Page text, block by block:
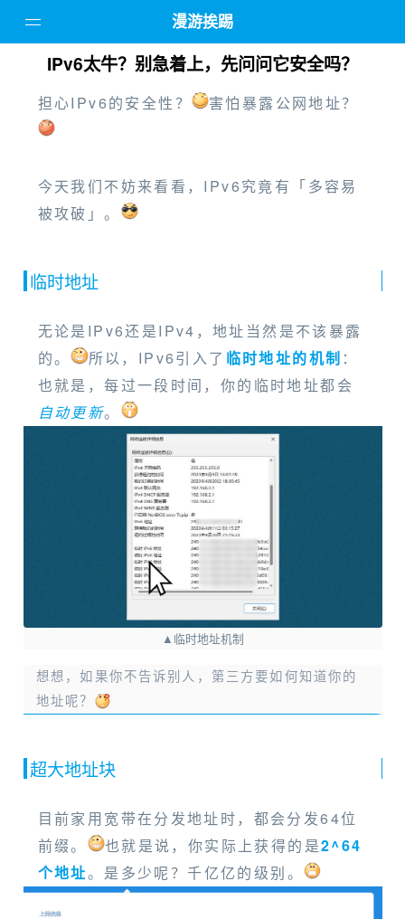
漫游挨踢
主页
精品教程
IPv6太牛？别急着上，先问问它安全吗？
担心IPv6的安全性？ 害怕暴露公网地址？
今天我们不妨来看看，IPv6究竟有「多容易
被攻破」。
临时地址
无论是IPv6还是IPv4，地址当然是不该暴露
的。
所以，IPv6引入了 临时地址的机制 ：
也就是，每过一段时间，你的临时地址都会
自动更新。
▲临时地址机制
想想，如果你不告诉别人，第三方要如何知道你的
地址呢？
超大地址块
目前家用宽带在分发地址时，都会分发64位
前缀。
也就是说，你实际上获得的是2^64
个地址。是多少呢？千亿亿的级别。